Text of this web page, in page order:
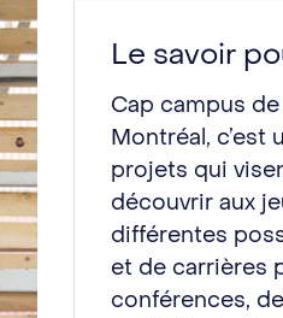
Le savoir
Cap campus
Montréal, c’est
projets qui
découvrir aux
différentes
et de carrières
conférences,